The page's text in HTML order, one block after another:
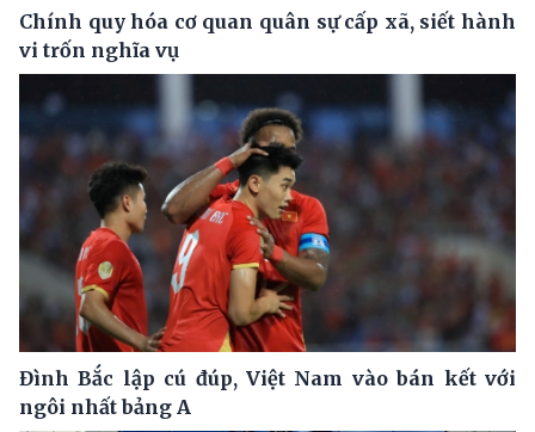
Chính quy hóa cơ quan quân sự cấp xã, siết hành
vi trốn nghĩa vụ
Đình Bắc lập cú đúp, Việt Nam vào bán kết với
ngôi nhất bảng A